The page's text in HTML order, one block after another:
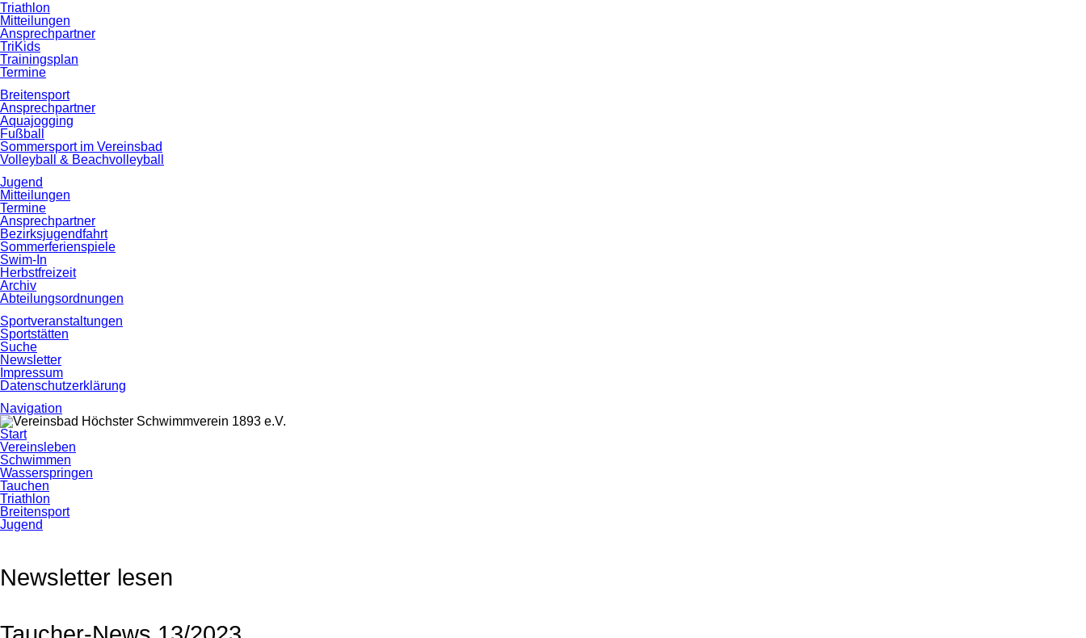
Triathlon
Mitteilungen
Ansprechpartner
TriKids
Trainingsplan
Termine
Breitensport
Ansprechpartner
Aquajogging
Fußball
Sommersport im Vereinsbad
Volleyball & Beachvolleyball
Jugend
Mitteilungen
Termine
Ansprechpartner
Bezirksjugendfahrt
Sommerferienspiele
Swim-In
Herbstfreizeit
Archiv
Abteilungsordnungen
Sportveranstaltungen
Sportstätten
Suche
Newsletter
Impressum
Datenschutzerklärung
Navigation
Navigation
überspringen
Start
Vereinsleben
Schwimmen
Wasserspringen
Tauchen
Triathlon
Breitensport
Jugend
Newsletter lesen